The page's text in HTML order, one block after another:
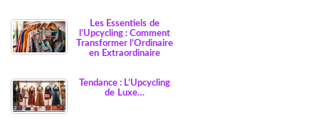
Les Essentiels de
l’Upcycling : Comment
Transformer l’Ordinaire
en Extraordinaire
Tendance : L’Upcycling
de Luxe…